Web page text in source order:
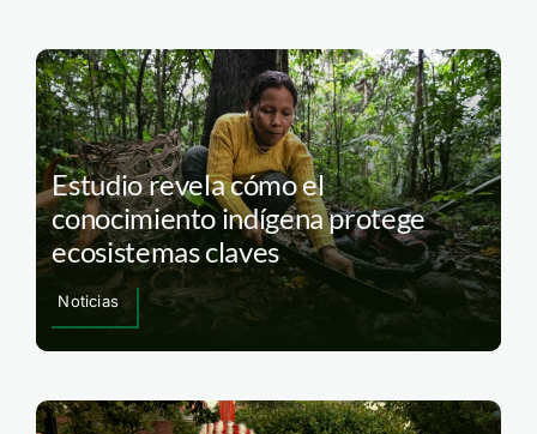
Estudio revela cómo el
conocimiento indígena protege
ecosistemas claves
Noticias